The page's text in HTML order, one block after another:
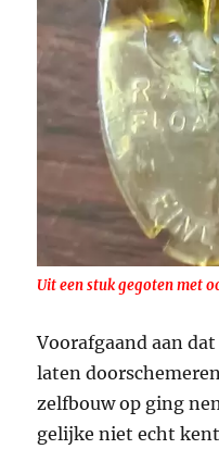
Uit een stuk gegoten met
Voorafgaand aan
laten
zelfbouw op ging
gelijke niet echt